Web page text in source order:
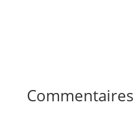
Commentaires